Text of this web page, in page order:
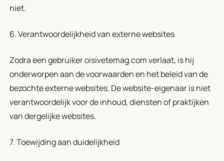
niet.
6. Verantwoordelijkheid van externe websites
Zodra een gebruiker oisivetemag.com verlaat, is hij
onderworpen aan de voorwaarden en het beleid van de
bezochte externe websites. De website-eigenaar is niet
verantwoordelijk voor de inhoud, diensten of praktijken
van dergelijke websites.
7. Toewijding aan duidelijkheid